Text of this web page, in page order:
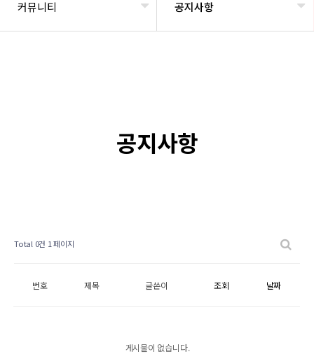
커뮤니티 공지사항
공지사항
Total 0건 1 페이지
번호 제목 글쓴이 조회 날짜
게시물이 없습니다.